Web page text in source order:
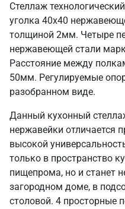
Стеллаж
уголка 40х40
толщиной 2мм. Четыре
нержавеющей стали
Расстояние между
50мм. Регулируемые
разобранном виде.
Данный кухонный
нержавейки отличается
высокой
только в пространство
пищепрома, но и станет
загородном доме, в
столовой. 4 просторные